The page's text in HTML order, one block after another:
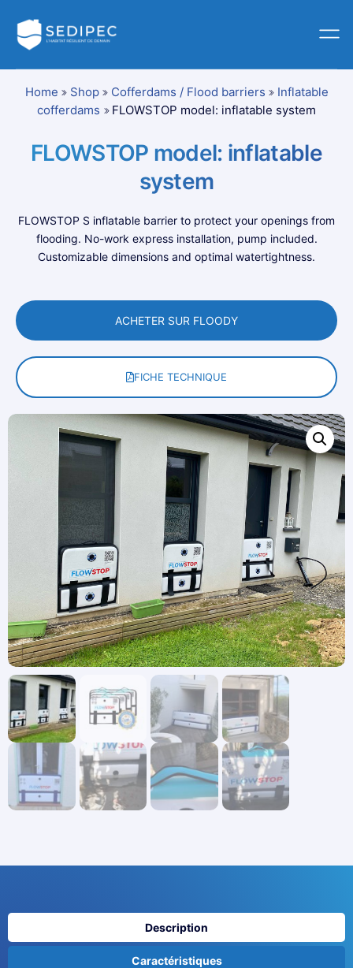
Home Shop Cofferdams / Flood barriers
Inflatable
cofferdams
FLOWSTOP model: inflatable system
FLOWSTOP model: inflatable
system
FLOWSTOP S inflatable barrier to protect your openings from
flooding. No-work express installation, pump included.
Customizable dimensions and optimal watertightness.
ACHETER SUR FLOODY
FICHE TECHNIQUE
Description
Caractéristiques